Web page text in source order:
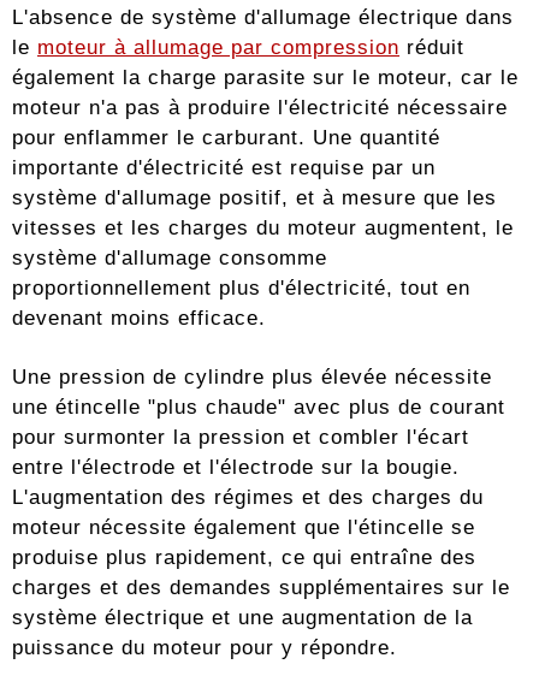
L'absence de système d'allumage électrique dans
le moteur à allumage par compression réduit
également la charge parasite sur le moteur, car le
moteur n'a pas à produire l'électricité nécessaire
pour enflammer le carburant. Une quantité
importante d'électricité est requise par un
système d'allumage positif, et à mesure que les
vitesses et les charges du moteur augmentent, le
système d'allumage consomme
proportionnellement plus d'électricité, tout en
devenant moins efficace.
Une pression de cylindre plus élevée nécessite
une étincelle "plus chaude" avec plus de courant
pour surmonter la pression et combler l'écart
entre l'électrode et l'électrode sur la bougie.
L'augmentation des régimes et des charges du
moteur nécessite également que l'étincelle se
produise plus rapidement, ce qui entraîne des
charges et des demandes supplémentaires sur le
système électrique et une augmentation de la
puissance du moteur pour y répondre.